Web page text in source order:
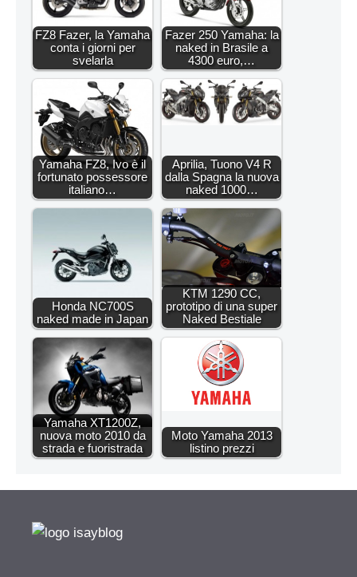
FZ8 Fazer, la Yamaha
conta i giorni per
svelarla
Fazer 250 Yamaha: la
naked in Brasile a
4300 euro,…
Yamaha FZ8, Ivo è il
fortunato possessore
italiano…
Aprilia, Tuono V4 R
dalla Spagna la nuova
naked 1000…
Honda NC700S
naked made in Japan
KTM 1290 CC,
prototipo di una super
Naked Bestiale
Yamaha XT1200Z,
nuova moto 2010 da
strada e fuoristrada
Moto Yamaha 2013
listino prezzi